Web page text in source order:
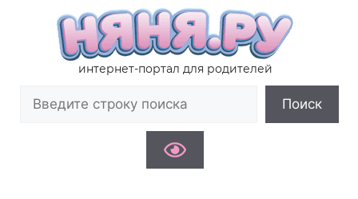
содержимому
интернет-портал для родителей
Поиск